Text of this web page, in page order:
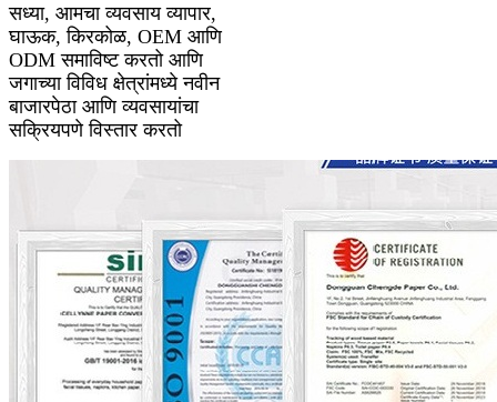
सध्या, आमचा व्यवसाय व्यापार,
घाऊक, किरकोळ, OEM आणि
ODM समाविष्ट करतो आणि
जगाच्या विविध क्षेत्रांमध्ये नवीन
बाजारपेठा आणि व्यवसायांचा
सक्रियपणे विस्तार करतो